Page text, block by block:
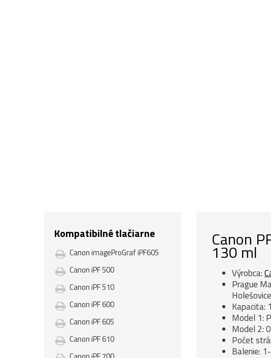
Kompatibilné tlačiarne
Canon imageProGraf iPF605
Canon iPF 500
Canon iPF 510
Canon iPF 600
Canon iPF 605
Canon iPF 610
Canon
130 ml
Výrobca:
Prague
Kapacita:
Model 1:
Model 2:
Počet
Balenie: